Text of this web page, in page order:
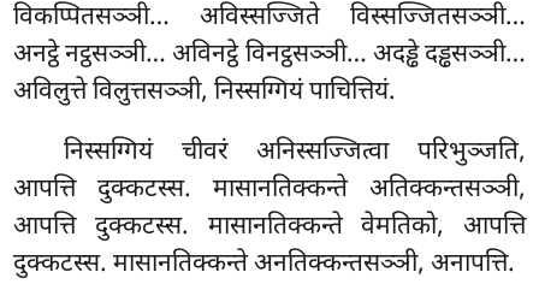
विकप्पितसञ्ञी… अविस्सज्जिते विस्सज्जितसञ्ञी…
अनट्ठे नट्ठसञ्ञी… अविनट्ठे विनट्ठसञ्ञी… अदड्ढे दड्ढसञ्ञी…
अविलुत्ते विलुत्तसञ्ञी, निस्सग्गियं पाचित्तियं.
निस्सग्गियं चीवरं अनिस्सज्जित्वा परिभुञ्जति,
आपत्ति दुक्कटस्स. मासानतिक्कन्ते अतिक्कन्तसञ्ञी,
आपत्ति दुक्कटस्स. मासानतिक्कन्ते वेमतिको, आपत्ति
दुक्कटस्स. मासानतिक्कन्ते अनतिक्कन्तसञ्ञी, अनापत्ति.